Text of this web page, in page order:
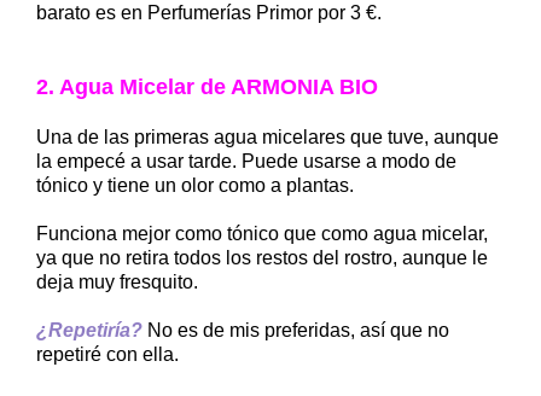
barato es en Perfumerías Primor por 3 €.
2. Agua Micelar de ARMONIA BIO
Una de las primeras agua micelares que tuve, aunque
la empecé a usar tarde. Puede usarse a modo de
tónico y tiene un olor como a plantas.
Funciona mejor como tónico que como agua micelar,
ya que no retira todos los restos del rostro, aunque le
deja muy fresquito.
¿Repetiría? No es de mis preferidas, así que no
repetiré con ella.